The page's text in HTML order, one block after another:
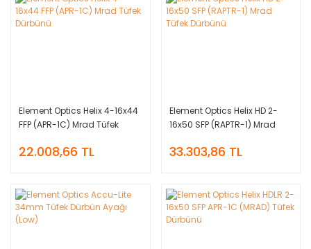
Element Optics Helix 4-16x44
FFP (APR-1C) Mrad Tüfek
22.008,66 TL
Element Optics Helix HD 2-
16x50 SFP (RAPTR-1) Mrad
33.303,86 TL